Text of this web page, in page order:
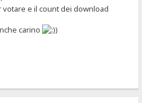
votare e il count dei download
carino
)